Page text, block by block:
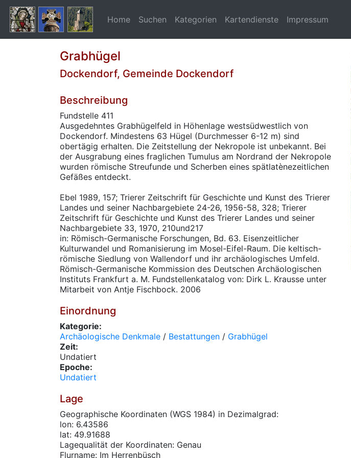
Home Suchen Kategorien Kartendienste Impressum
Grabhügel
Dockendorf, Gemeinde Dockendorf
Beschreibung
Fundstelle 411
Ausgedehntes Grabhügelfeld in Höhenlage westsüdwestlich von
Dockendorf. Mindestens 63 Hügel (Durchmesser 6-12 m) sind
obertägig erhalten. Die Zeitstellung der Nekropole ist unbekannt. Bei
der Ausgrabung eines fraglichen Tumulus am Nordrand der Nekropole
wurden römische Streufunde und Scherben eines spätlatènezeitlichen
Gefäßes entdeckt.
Ebel 1989, 157; Trierer Zeitschrift für Geschichte und Kunst des Trierer
Landes und seiner Nachbargebiete 24-26, 1956-58, 328; Trierer
Zeitschrift für Geschichte und Kunst des Trierer Landes und seiner
Nachbargebiete 33, 1970, 210und217
in: Römisch-Germanische Forschungen, Bd. 63. Eisenzeitlicher
Kulturwandel und Romanisierung im Mosel-Eifel-Raum. Die keltisch-
römische Siedlung von Wallendorf und ihr archäologisches Umfeld.
Römisch-Germanische Kommission des Deutschen Archäologischen
Instituts Frankfurt a. M. Fundstellenkatalog von: Dirk L. Krausse unter
Mitarbeit von Antje Fischbock. 2006
Einordnung
Kategorie:
Archäologische Denkmale / Bestattungen / Grabhügel
Zeit:
Undatiert
Epoche:
Undatiert
Lage
Geographische Koordinaten (WGS 1984) in Dezimalgrad:
lon: 6.43586
lat: 49.91688
Lagequalität der Koordinaten: Genau
Flurname: Im Herrenbüsch